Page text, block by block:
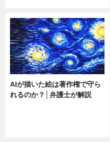
AIが描いた絵は著作権で守ら
れるのか？│弁護士が解説